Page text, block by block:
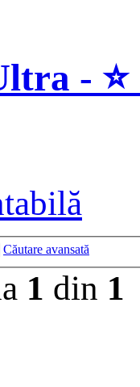
- ⭐️
Căutare avansată
1 din 1